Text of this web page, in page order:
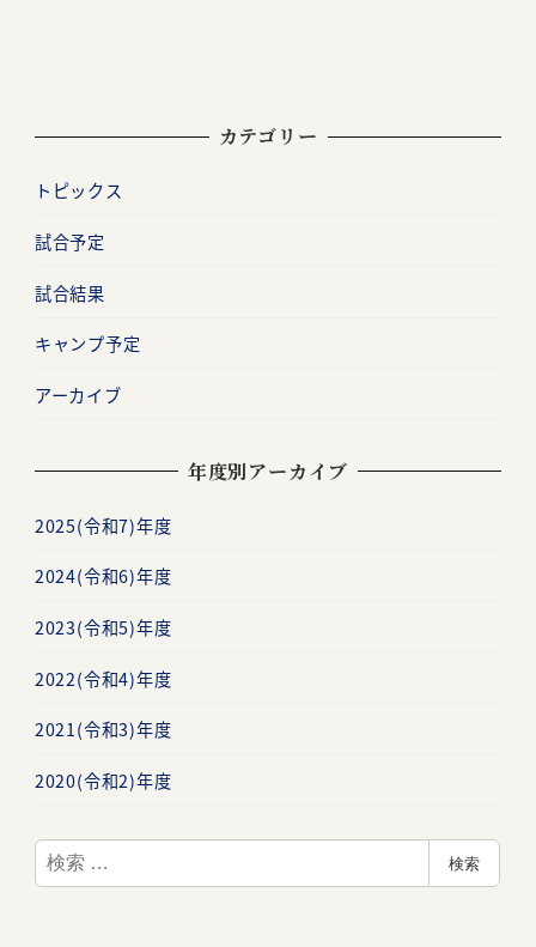
カテゴリー
トピックス
試合予定
試合結果
キャンプ予定
アーカイブ
年度別アーカイブ
2025(令和7)年度
2024(令和6)年度
2023(令和5)年度
2022(令和4)年度
2021(令和3)年度
2020(令和2)年度
検
索
検索